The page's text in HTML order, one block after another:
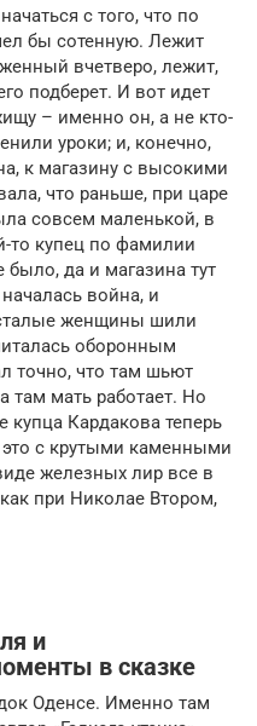
с того, что по
бы сотенную. Лежит
вчетверо, лежит,
подберет. И вот идет
– именно он, а не кто-
уроки; и, конечно,
к магазину с высокими
что раньше, при царе
совсем маленькой, в
то купец по фамилии
да и магазина тут
война, и
женщины шили
оборонным
точно, что там шьют
мать работает. Но
Кардакова теперь
с крутыми каменными
железных лир все в
при Николае Втором,
и
в сказке
Оденсе. Именно там